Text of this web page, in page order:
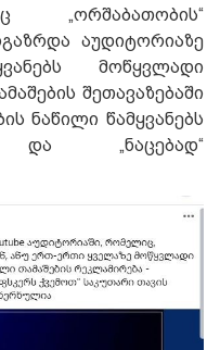
„ორშაბათობის“
აუდიტორიაზე
მოწყვლადი
შეთავაზებაში
ნაწილი წამყვანებს
და „ნაცებად“